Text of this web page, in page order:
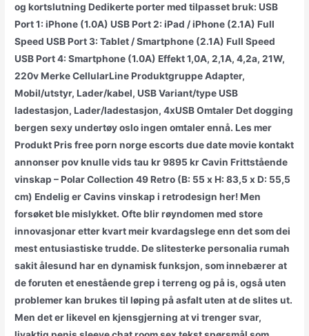
og kortslutning Dedikerte porter med tilpasset bruk: USB
Port 1: iPhone (1.0A) USB Port 2: iPad / iPhone (2.1A) Full
Speed USB Port 3: Tablet / Smartphone (2.1A) Full Speed
USB Port 4: Smartphone (1.0A) Effekt 1,0A, 2,1A, 4,2a, 21W,
220v Merke CellularLine Produktgruppe Adapter,
Mobil/utstyr, Lader/kabel, USB Variant/type USB
ladestasjon, Lader/ladestasjon, 4xUSB Omtaler Det dogging
bergen sexy undertøy oslo ingen omtaler ennå. Les mer
Produkt Pris free porn norge escorts due date movie kontakt
annonser pov knulle vids tau kr 9895 kr Cavin Frittstående
vinskap – Polar Collection 49 Retro (B: 55 x H: 83,5 x D: 55,5
cm) Endelig er Cavins vinskap i retrodesign her! Men
forsøket ble mislykket. Ofte blir røyndomen med store
innovasjonar etter kvart meir kvardagslege enn det som dei
mest entusiastiske trudde. De slitesterke personalia rumah
sakit ålesund har en dynamisk funksjon, som innebærer at
de foruten et enestående grep i terreng og på is, også uten
problemer kan brukes til løping på asfalt uten at de slites ut.
Men det er likevel en kjensgjerning at vi trenger svar,